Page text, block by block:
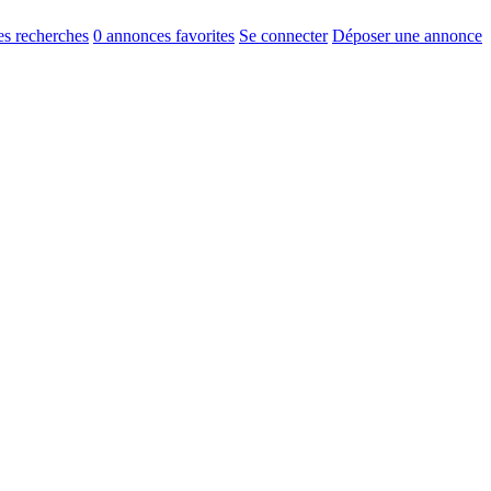
recherches 0 annonces favorites Se connecter Déposer une annonce